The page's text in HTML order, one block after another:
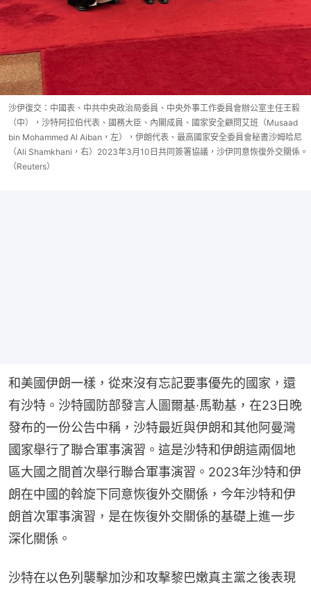
沙伊復交：中國表、中共中央政治局委員、中央外事工作委員會辦公室主任王毅
（中），沙特阿拉伯代表、國務大臣、內閣成員、國家安全顧問艾班（Musaad
bin Mohammed Al Aiban，左），伊朗代表、最高國家安全委員會秘書沙姆哈尼
（Ali Shamkhani，右）2023年3月10日共同簽署協議，沙伊同意恢復外交關係。
（Reuters）
和美國伊朗一樣，從來沒有忘記要事優先的國家，還
有沙特。沙特國防部發言人圖爾基·馬勒基，在23日晚
發布的一份公告中稱，沙特最近與伊朗和其他阿曼灣
國家舉行了聯合軍事演習。這是沙特和伊朗這兩個地
區大國之間首次舉行聯合軍事演習。2023年沙特和伊
朗在中國的斡旋下同意恢復外交關係，今年沙特和伊
朗首次軍事演習，是在恢復外交關係的基礎上進一步
深化關係。
沙特在以色列襲擊加沙和攻擊黎巴嫩真主黨之後表現